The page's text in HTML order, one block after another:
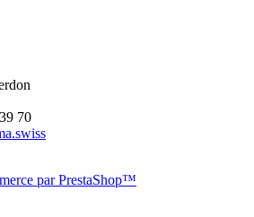
70
par PrestaShop™